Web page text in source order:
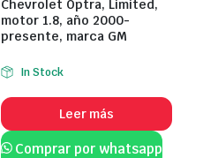
Chevrolet Optra, Limited,
motor 1.8, año 2000-
presente, marca GM
In Stock
Leer más
Comprar por whatsapp